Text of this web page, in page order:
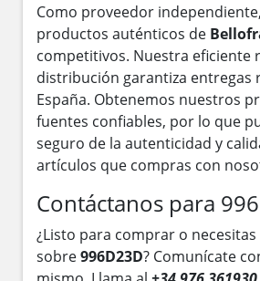
Como proveedor
productos auténticos de
competitivos. Nuestra eficiente
distribución garantiza entregas
España. Obtenemos nuestros
fuentes confiables, por lo que
seguro de la autenticidad y
artículos que compras con
Contáctanos para
¿Listo para comprar o
sobre996D23D? Comunícate